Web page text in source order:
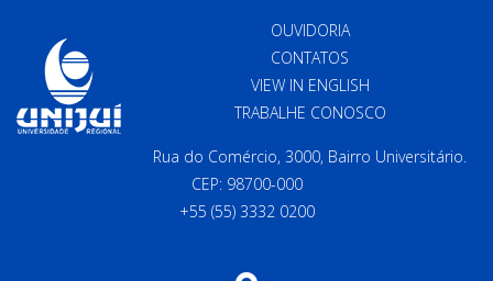
OUVIDORIA
CONTATOS
VIEW IN ENGLISH
TRABALHE CONOSCO
Rua do Comércio, 3000, Bairro Universitário.
CEP: 98700-000
+55 (55) 3332 0200